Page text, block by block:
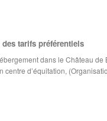
des tarifs préférentiels
dans le Château de
centre d’équitation,